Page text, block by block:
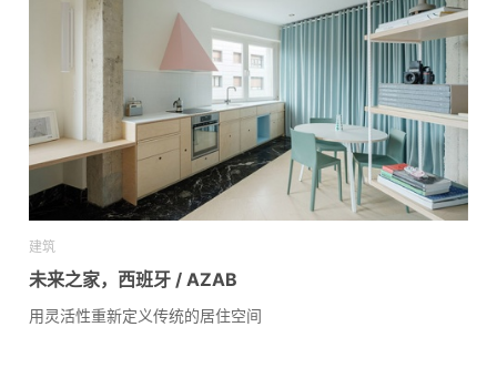
建筑
未来之家，西班牙 / AZAB
用灵活性重新定义传统的居住空间